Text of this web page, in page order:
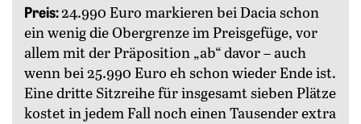
Preis:24.990 Euro markieren bei Dacia schon
ein wenig die Obergrenze im Preisgefüge, vor
allem mit der ­Präposition „ab“ davor – auch
wenn bei 25.990 Euro eh schon wieder Ende ist.
Eine dritte Sitzreihe für ins­gesamt sieben Plätze
kostet in jedem Fall noch einen ­Tausender extra